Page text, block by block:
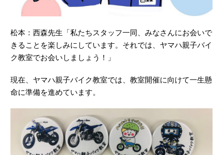
松本：西森先生「私たちスタッフ一同、みなさんにお会いで
きることを楽しみにしています。それでは、ヤマハ親子バイ
ク教室でお会いしましょう！」
現在、ヤマハ親子バイク教室では、教室開催に向けて一生懸
命に準備を進めています。